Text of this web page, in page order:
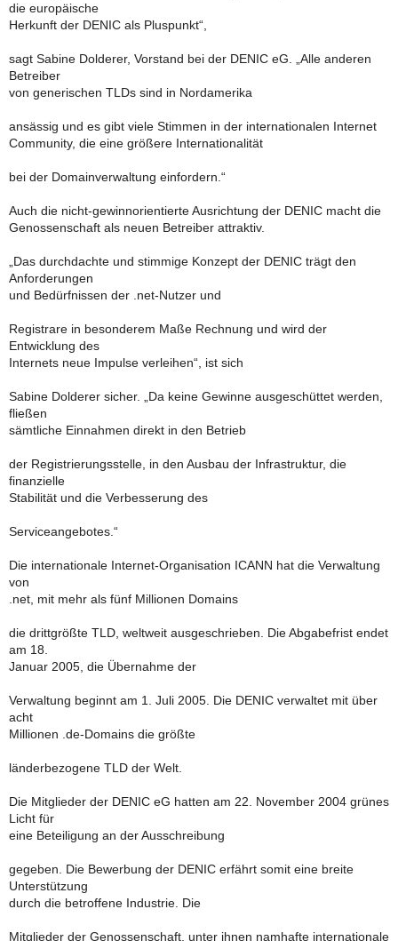
die europäische
Herkunft der DENIC als Pluspunkt“,
sagt Sabine Dolderer, Vorstand bei der DENIC eG. „Alle anderen
Betreiber
von generischen TLDs sind in Nordamerika
ansässig und es gibt viele Stimmen in der internationalen Internet
Community, die eine größere Internationalität
bei der Domainverwaltung einfordern.“
Auch die nicht-gewinnorientierte Ausrichtung der DENIC macht die
Genossenschaft als neuen Betreiber attraktiv.
„Das durchdachte und stimmige Konzept der DENIC trägt den
Anforderungen
und Bedürfnissen der .net-Nutzer und
Registrare in besonderem Maße Rechnung und wird der
Entwicklung des
Internets neue Impulse verleihen“, ist sich
Sabine Dolderer sicher. „Da keine Gewinne ausgeschüttet werden,
fließen
sämtliche Einnahmen direkt in den Betrieb
der Registrierungsstelle, in den Ausbau der Infrastruktur, die
finanzielle
Stabilität und die Verbesserung des
Serviceangebotes.“
Die internationale Internet-Organisation ICANN hat die Verwaltung
von
.net, mit mehr als fünf Millionen Domains
die drittgrößte TLD, weltweit ausgeschrieben. Die Abgabefrist endet
am 18.
Januar 2005, die Übernahme der
Verwaltung beginnt am 1. Juli 2005. Die DENIC verwaltet mit über
acht
Millionen .de-Domains die größte
länderbezogene TLD der Welt.
Die Mitglieder der DENIC eG hatten am 22. November 2004 grünes
Licht für
eine Beteiligung an der Ausschreibung
gegeben. Die Bewerbung der DENIC erfährt somit eine breite
Unterstützung
durch die betroffene Industrie. Die
Mitglieder der Genossenschaft, unter ihnen namhafte internationale